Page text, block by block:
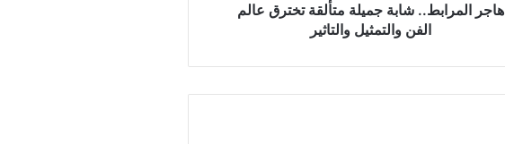
هاجر المرابط.. شابة جميلة متألقة تخترق عالم
الفن والتمثيل والتاثير